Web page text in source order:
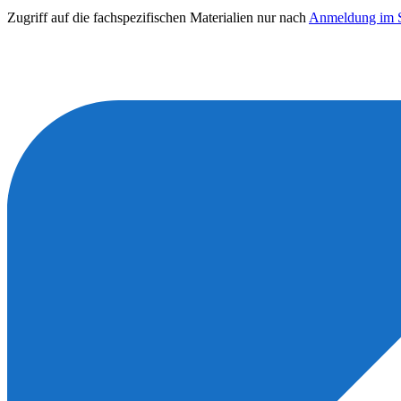
Zugriff auf die fachspezifischen Materialien nur nach Anmeldung im